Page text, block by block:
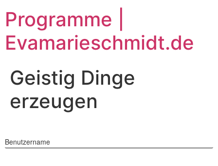
Inhalt
springen
Programme |
Evamarieschmidt.de
Geistig Dinge
erzeugen
Benutzername